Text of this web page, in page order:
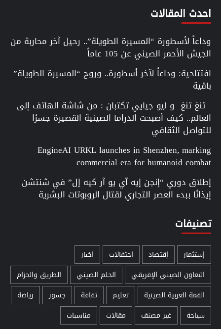
احدث المقالات
وداعاً لأسطورة “المسيرة الطويلة”.. رحيل آخر محاربة من
الجيش الأحمر الصيني عن 105 عاماً
افتتاحية: وداعاً لآخر أسطورة.. وروح “المسيرة الطويلة”
باقية
تنغ تنغ و ليو جيايي تكتبان : من شاشة الهاتف إلى
العالم.. كيف أصبحت الدراما الصينية القصيرة جسرًا
للتواصل الثقافي
EngineAI URKL launches in Shenzhen, marking
commercial era for humanoid combat
إطلاق دوري “إنجن إيه آي يو آر كيه إل” في شنتشن
إيذانًا ببدء العصر التجاري لقتال الروبوتات البشرية
تصنيفات
إستثمار إقتصاد احتفالات
اخبار
التعاون الصيني الإفريقي
الحلم الصيني
الطريق والحزام
القمة العربية الصينية
تعليم ثقافة جسور
رياضة
سياحة
غير مصنف مقالات مناسبات